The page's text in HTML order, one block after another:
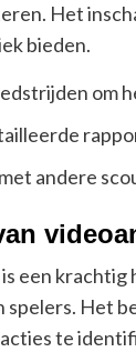
Het
bieden.
om
andere
een
spelers. Het
te